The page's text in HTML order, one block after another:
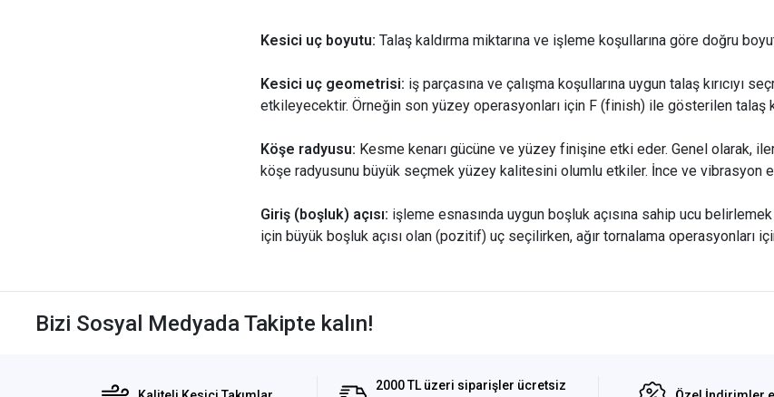
Kesici uç boyutu: Talaş kaldırma miktarına ve işleme koşullarına göre doğru
Kesici uç geometrisi: iş parçasına ve çalışma koşullarına uygun talaş kırıcıyı
etkileyecektir. Örneğin son yüzey operasyonları için F (finish) ile gösterilen talaş
Köşe radyusu: Kesme kenarı gücüne ve yüzey finişine etki eder. Genel olarak,
köşe radyusunu büyük seçmek yüzey kalitesini olumlu etkiler. İnce ve
Giriş (boşluk) açısı: işleme esnasında uygun boşluk açısına sahip ucu
için büyük boşluk açısı olan (pozitif) uç seçilirken, ağır tornalama operasyonları
Bizi Sosyal Medyada Takipte kalın!
2000 TL üzeri siparişler ücretsiz